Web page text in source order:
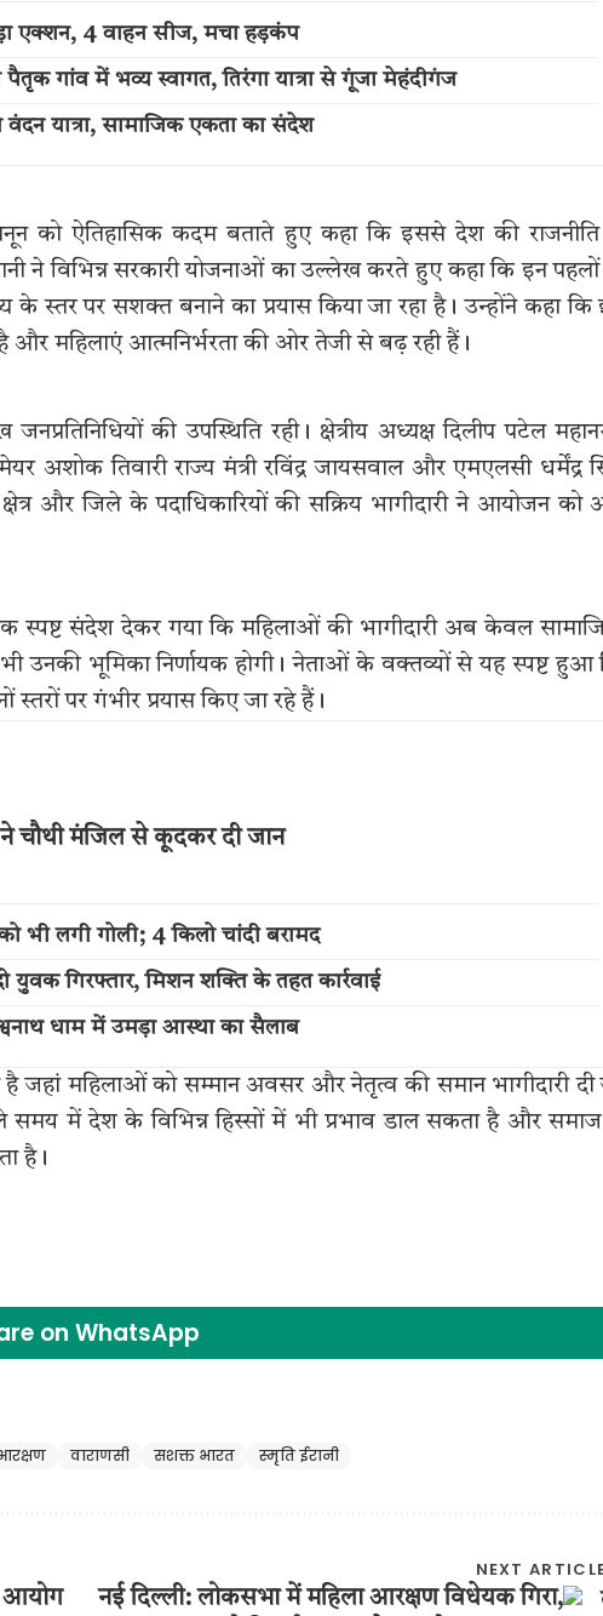
एक्शन, 4 वाहन सीज, मचा हड़कंप
गांव में भव्य स्वागत, तिरंगा यात्रा से गूंजा मेहंदीगंज
यात्रा, सामाजिक एकता का संदेश
को ऐतिहासिक कदम बताते हुए कहा कि इससे देश की
ने विभिन्न सरकारी योजनाओं का उल्लेख करते हुए कहा कि इन
स्तर पर सशक्त बनाने का प्रयास किया जा रहा है। उन्होंने कहा कि
और महिलाएं आत्मनिर्भरता की ओर तेजी से बढ़ रही हैं।
की उपस्थिति रही। क्षेत्रीय अध्यक्ष दिलीप पटेल
अशोक तिवारी राज्य मंत्री रविंद्र जायसवाल और एमएलसी धर्मेंद्र
और जिले के पदाधिकारियों की सक्रिय भागीदारी ने आयोजन को
स्पष्ट संदेश देकर गया कि महिलाओं की भागीदारी अब केवल
भी उनकी भूमिका निर्णायक होगी। नेताओं के वक्तव्यों से यह स्पष्ट हुआ
पर गंभीर प्रयास किए जा रहे हैं।
चौथी मंजिल से कूदकर दी जान
भी लगी गोली; 4 किलो चांदी बरामद
युवक गिरफ्तार, मिशन शक्ति के तहत कार्रवाई
धाम में उमड़ा आस्था का सैलाब
महिलाओं को सम्मान अवसर और नेतृत्व की समान भागीदारी दी
समय में देश के विभिन्न हिस्सों में भी प्रभाव डाल सकता है और
है।
on WhatsApp
वाराणसी सशक्त भारत स्मृति ईरानी
आयोग
NEXT
नई दिल्ली: लोकसभा में महिला आरक्षण विधेयक गिरा,